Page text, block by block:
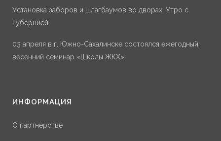
Установка заборов и шлагбаумов во дворах. Утро с
Губернией
03 апреля в г. Южно-Сахалинске состоялся ежегодный
весенний семинар «Школы ЖКХ»
ИНФОРМАЦИЯ
О партнерстве